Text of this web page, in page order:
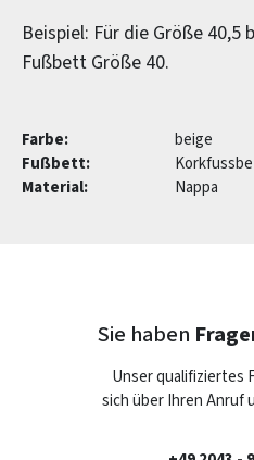
Beispiel: Für die Größe 40,5
Fußbett Größe 40.
Farbe:
beige
Fußbett:
Material:
Nappa
Sie haben
Unser qualifiziertes
sich über Ihren Anruf